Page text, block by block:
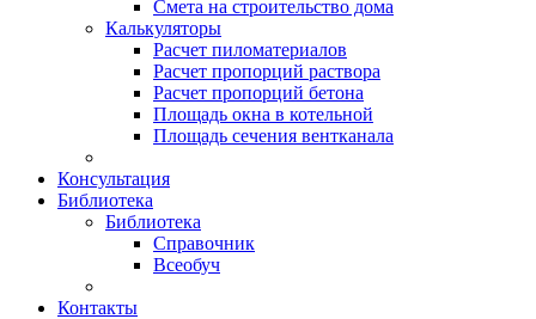
Смета на строительство дома
Калькуляторы
Расчет пиломатериалов
Расчет пропорций раствора
Расчет пропорций бетона
Площадь окна в котельной
Площадь сечения вентканала
Консультация
Библиотека
Библиотека
Справочник
Всеобуч
Контакты